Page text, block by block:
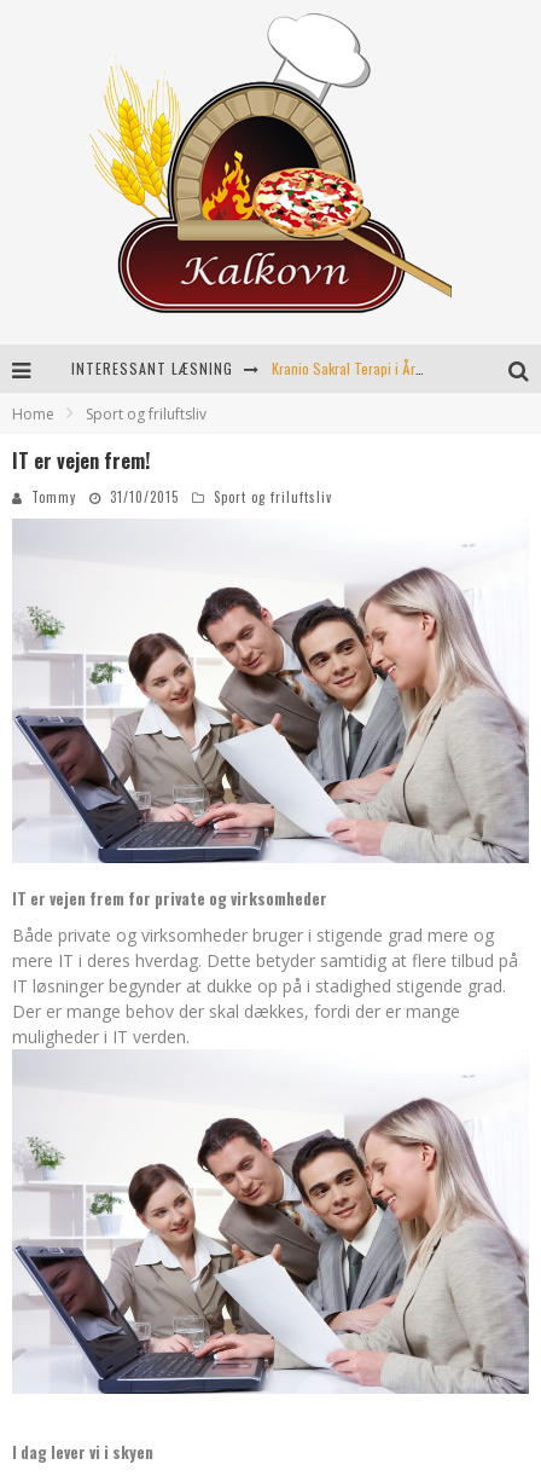
INTERESSANT LÆSNING Kranio Sakral Terapi i Århus: En Effektiv Behandling for Krop og Sind
Home Sport og friluftsliv
IT er vejen frem!
Tommy 31/10/2015 Sport og friluftsliv
IT er vejen frem for private og virksomheder
Både private og virksomheder bruger i stigende grad mere og
mere IT i deres hverdag. Dette betyder samtidig at flere tilbud på
IT løsninger begynder at dukke op på i stadighed stigende grad.
Der er mange behov der skal dækkes, fordi der er mange
muligheder i IT verden.
I dag lever vi i skyen